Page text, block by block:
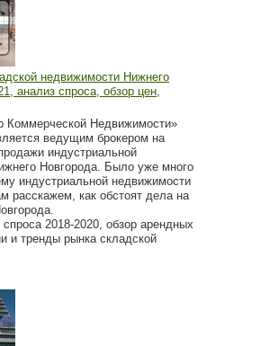
недвижимости Нижнего
анализ спроса, обзор цен,
Коммерческой Недвижимости»
ведущим брокером на
индустриальной
Новгорода. Было уже много
индустриальной недвижимости
расскажем, как обстоят дела на
спроса 2018-2020, обзор арендных
и тренды рынка складской